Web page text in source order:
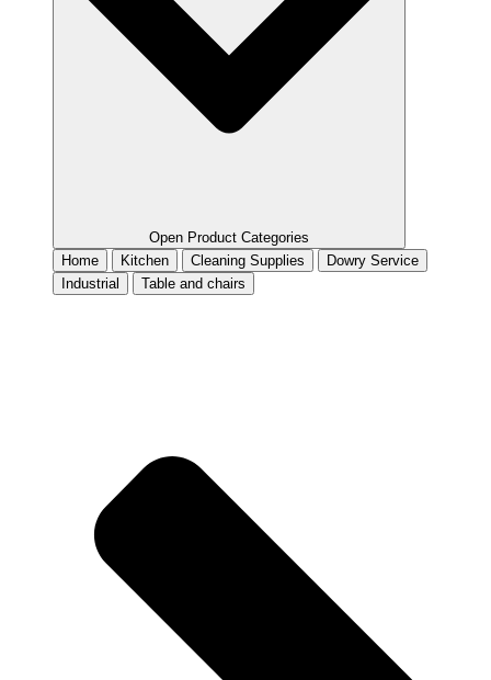
Open Product Categories
Home
Kitchen Cleaning Supplies
Dowry Service
Industrial
Table and chairs